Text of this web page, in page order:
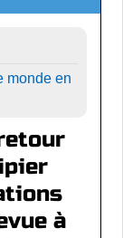
monde en
à